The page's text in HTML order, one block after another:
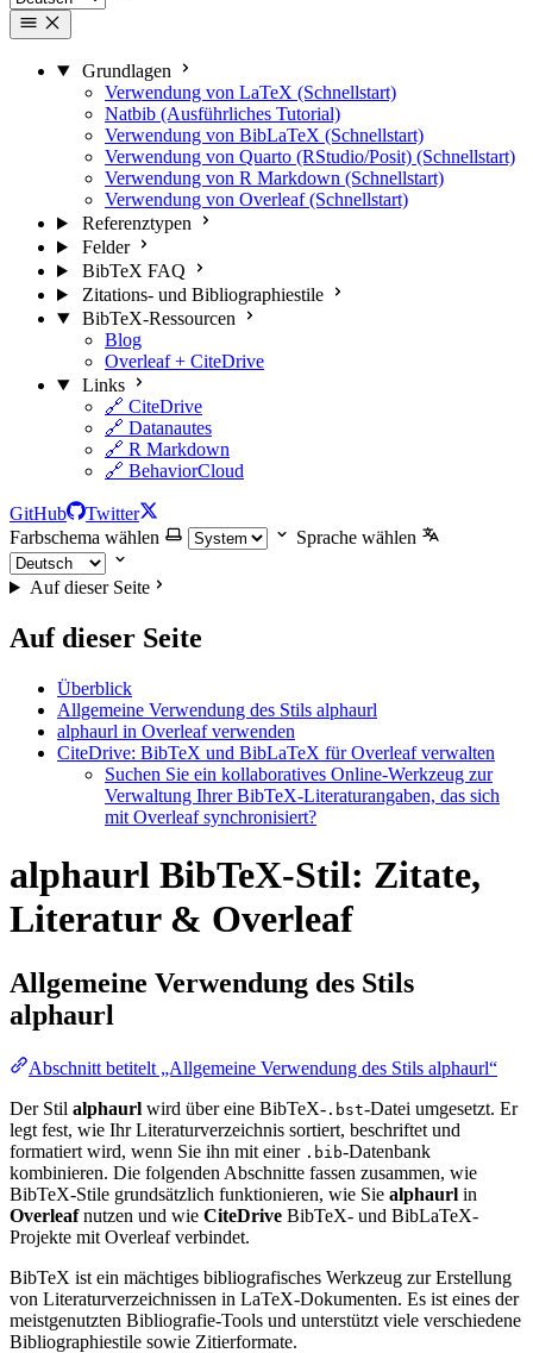
Grundlagen
Verwendung von LaTeX (Schnellstart)
Natbib (Ausführliches Tutorial)
Verwendung von BibLaTeX (Schnellstart)
Verwendung von Quarto (RStudio/Posit) (Schnellstart)
Verwendung von R Markdown (Schnellstart)
Verwendung von Overleaf (Schnellstart)
Referenztypen
Felder
BibTeX FAQ
Zitations- und Bibliographiestile
BibTeX-Ressourcen
Blog
Overleaf + CiteDrive
Links
🔗 CiteDrive
🔗 Datanautes
🔗 R Markdown
🔗 BehaviorCloud
GitHub
Twitter
Farbschema wählen
Sprache wählen
Auf dieser Seite
Auf dieser Seite
Überblick
Allgemeine Verwendung des Stils alphaurl
alphaurl in Overleaf verwenden
CiteDrive: BibTeX und BibLaTeX für Overleaf verwalten
Suchen Sie ein kollaboratives Online-Werkzeug zur
Verwaltung Ihrer BibTeX-Literaturangaben, das sich
mit Overleaf synchronisiert?
alphaurl BibTeX-Stil: Zitate,
Literatur & Overleaf
Allgemeine Verwendung des Stils
alphaurl
Abschnitt betitelt „Allgemeine Verwendung des Stils alphaurl“
Der Stil alphaurl wird über eine BibTeX- .bst-Datei umgesetzt. Er
legt fest, wie Ihr Literaturverzeichnis sortiert, beschriftet und
formatiert wird, wenn Sie ihn mit einer .bib-Datenbank
kombinieren. Die folgenden Abschnitte fassen zusammen, wie
BibTeX-Stile grundsätzlich funktionieren, wie Sie alphaurl in
Overleafnutzen und wie CiteDrive BibTeX- und BibLaTeX-
Projekte mit Overleaf verbindet.
BibTeX ist ein mächtiges bibliografisches Werkzeug zur Erstellung
von Literaturverzeichnissen in LaTeX-Dokumenten. Es ist eines der
meistgenutzten Bibliografie-Tools und unterstützt viele verschiedene
Bibliographiestile sowie Zitierformate.